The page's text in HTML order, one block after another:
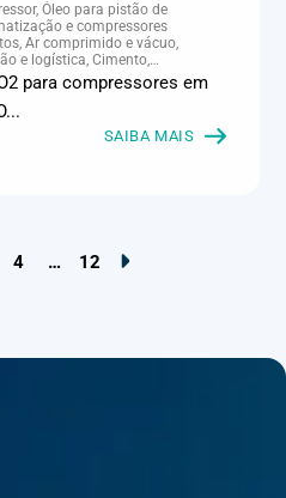
Óleo para pistão de
e compressores
Ar comprimido e vácuo,
e logística, Cimento,
Eletroeletrônica, Embalagens
Farmacêutica e cosmética,
e móveis,
Mineração, MRO e
portuário, Panificação, Papel e
para compressores em
SAIBA MAIS
4 … 12